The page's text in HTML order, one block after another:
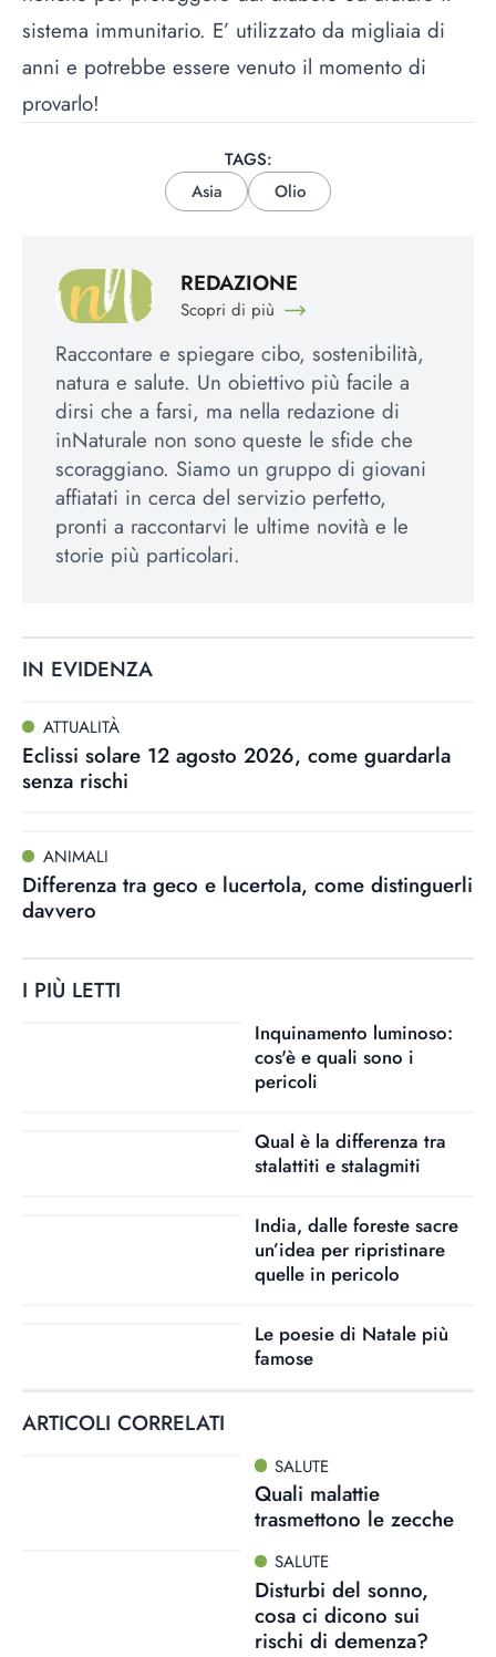
sistema immunitario. E’ utilizzato da migliaia di
anni e potrebbe essere venuto il momento di
provarlo!
TAGS:
Asia
Olio
REDAZIONE
Scopri di più
Raccontare e spiegare cibo, sostenibilità,
natura e salute. Un obiettivo più facile a
dirsi che a farsi, ma nella redazione di
inNaturale non sono queste le sfide che
scoraggiano. Siamo un gruppo di giovani
affiatati in cerca del servizio perfetto,
pronti a raccontarvi le ultime novità e le
storie più particolari.
IN EVIDENZA
ATTUALITÀ
Eclissi solare 12 agosto 2026, come guardarla
senza rischi
ANIMALI
Differenza tra geco e lucertola, come distinguerli
davvero
I PIÙ LETTI
Inquinamento luminoso:
cos'è e quali sono i
pericoli
Qual è la differenza tra
stalattiti e stalagmiti
India, dalle foreste sacre
un’idea per ripristinare
quelle in pericolo
Le poesie di Natale più
famose
ARTICOLI CORRELATI
SALUTE
Quali malattie
trasmettono le zecche
SALUTE
Disturbi del sonno,
cosa ci dicono sui
rischi di demenza?